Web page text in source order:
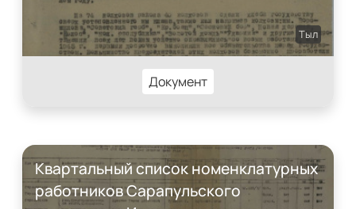
Тыл
Документ
Квартальный список номенклатурных
работников Сарапульского